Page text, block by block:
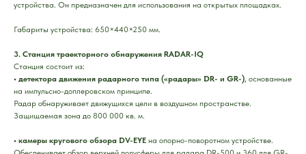
устройства. Он предназначен для использования на открытых площадках.
Габариты устройства: 650×440×250 мм.
3. Станция траекторного обнаружения RADAR-IQ
Станция состоит из:
• детектора движения радарного типа («радары» DR- и GR-), основанные
на импульсно-доплеровском принципе.
Радар обнаруживает движущихся цели в воздушном пространстве.
Защищаемая зона до 800 000 кв. м.
• камеры кругового обзора DV-EYE на опорно-поворотном устройстве.